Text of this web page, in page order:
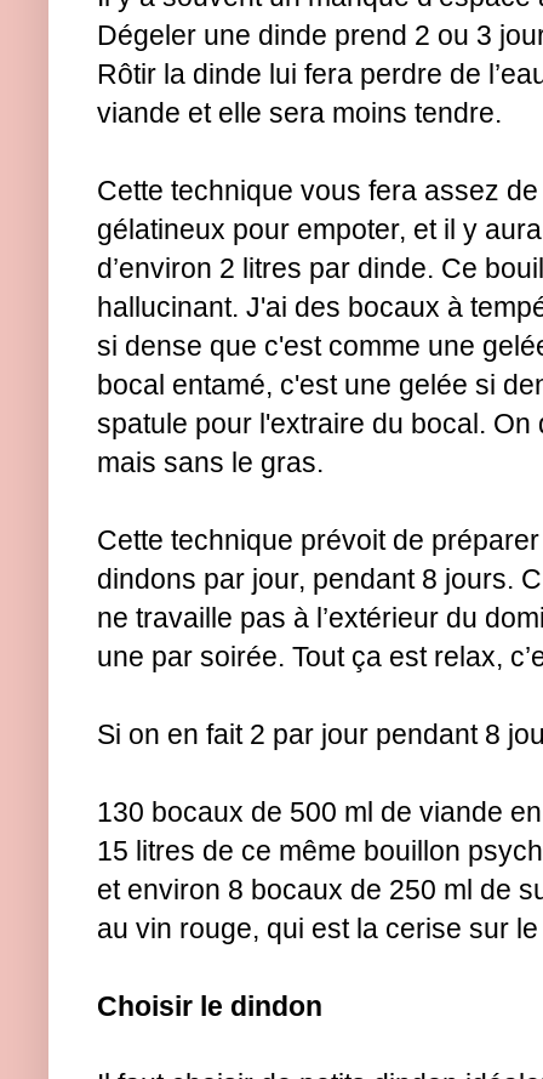
Dégeler une dinde prend 2 ou 3
Rôtir la dinde lui fera perdre de
viande et elle sera moins tendre.
Cette technique vous fera assez
gélatineux pour empoter, et il y
d’environ 2 litres par dinde. Ce
hallucinant. J'ai des bocaux à
si dense que c'est comme une
bocal entamé, c'est une gelée si
spatule pour l'extraire du bocal.
mais sans le gras.
Cette technique prévoit de
dindons par jour, pendant 8 jours.
ne travaille pas à l’extérieur du
une par soirée. Tout ça est relax,
Si on en fait 2 par jour pendant 8
130 bocaux de 500 ml de viande
15 litres de ce même bouillon
et environ 8 bocaux de 250 ml de
au vin rouge, qui est la cerise sur
Choisir le dindon